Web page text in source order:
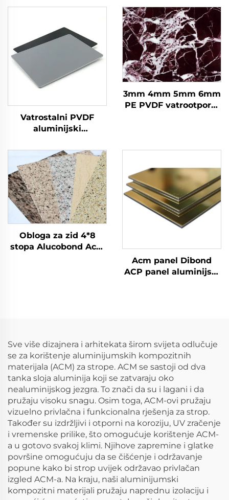
Vatrostalni PVDF
aluminijski
za oblaganje i
dekoraciju zidova
3mm 4mm 5mm 6mm
PE PVDF vatrootporni
tradicionalni Acm Acp
vanjski
Obloga za zid 4*8
stopa Alucobond Acm
Acm panel Dibond
ACP panel aluminijski
Sve više dizajnera i arhitekata širom svijeta odlučuje
se za korištenje aluminijumskih kompozitnih
materijala (ACM) za strope. ACM se sastoji od dva
tanka sloja aluminija koji se zatvaraju oko
nealuminijskog jezgra. To znači da su i lagani i da
pružaju visoku snagu. Osim toga, ACM-ovi pružaju
vizuelno privlačna i funkcionalna rješenja za strop.
Također su izdržljivi i otporni na koroziju, UV zračenje
i vremenske prilike, što omogućuje korištenje ACM-
a u gotovo svakoj klimi. Njihove zapremine i glatke
površine omogućuju da se čišćenje i održavanje
popune kako bi strop uvijek održavao privlačan
izgled ACM-a. Na kraju, naši aluminijumski
kompozitni materijali pružaju naprednu izolaciju i